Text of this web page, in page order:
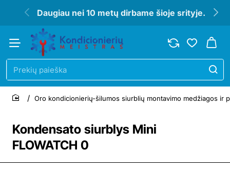
Daugiau nei 10 metų dirbame šioje srityje.
Prekių
paieška
Kondensato siurblys Mini
FLOWATCH 0
home
Oro kondicionierių-šilumos siurblių montavimo medžiagos ir